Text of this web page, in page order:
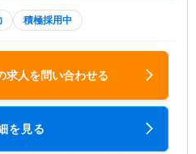
積極採用中
求人を問い合わせる
を見る